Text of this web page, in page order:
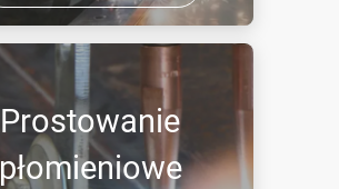
Prostowanie
płomieniowe